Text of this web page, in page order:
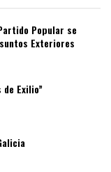
Popular se
Exteriores
Exilio”